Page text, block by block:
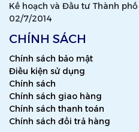
Kế hoạch và Đầu tư Thành
02/7/2014
CHÍNH SÁCH
Chính sách bảo mật
Điều kiện sử dụng
Chính sách
Chính sách giao hàng
Chính sách thanh toán
Chính sách đổi trả hàng